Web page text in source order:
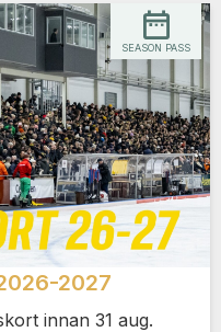
2027
innan 31 aug.
SEASON PASS